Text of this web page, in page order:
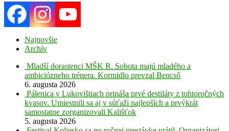
Najnovšie
Archív
Mladší dorastenci MŠK R. Sobota majú mladého a
ambiciózneho trénera. Kormidlo prevzal Bencső
6. augusta 2026
Pálenica v Lukovištiach prináša prvé destiláty z tohtoročných
kvasov. Umiestnili sa aj v súťaži najlepších a prvýkrát
samostatne zorganizovali Kališťok
5. augusta 2026